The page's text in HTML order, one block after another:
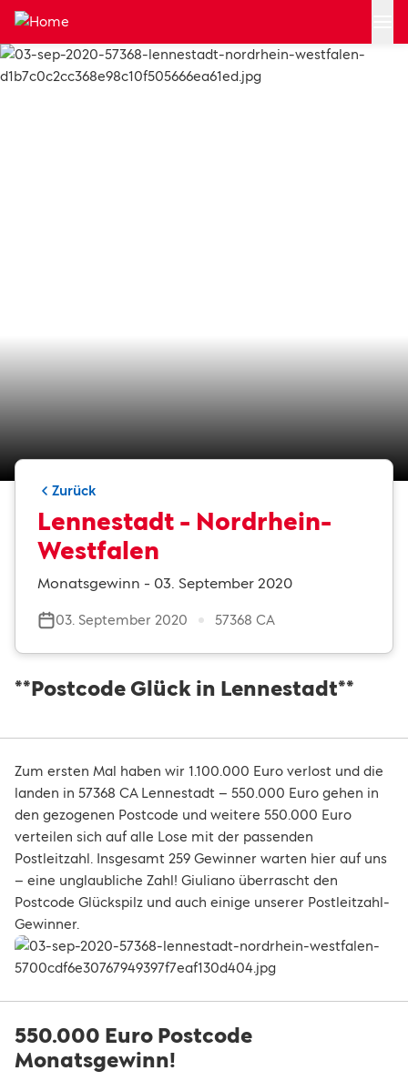
Zum Hauptinhalt springen
Zurück
Lennestadt - Nordrhein-
Westfalen
Monatsgewinn - 03. September 2020
03. September 2020 57368 CA
**Postcode Glück in Lennestadt**
Zum ersten Mal haben wir 1.100.000 Euro verlost und die
landen in 57368 CA Lennestadt – 550.000 Euro gehen in
den gezogenen Postcode und weitere 550.000 Euro
verteilen sich auf alle Lose mit der passenden
Postleitzahl. Insgesamt 259 Gewinner warten hier auf uns
– eine unglaubliche Zahl! Giuliano überrascht den
Postcode Glückspilz und auch einige unserer Postleitzahl-
Gewinner.
550.000 Euro Postcode
Monatsgewinn!